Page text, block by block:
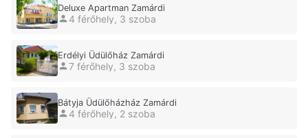
Deluxe Apartman Zamárdi
4 férőhely, 3 szoba
Erdélyi Üdülőház Zamárdi
7 férőhely, 3 szoba
Bátyja Üdülőházház Zamárdi
4 férőhely, 2 szoba